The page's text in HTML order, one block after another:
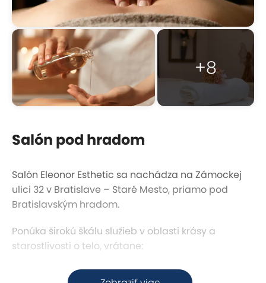
+8
Salón pod hradom
Salón Eleonor Esthetic sa nachádza na Zámockej
ulici 32 v Bratislave – Staré Mesto, priamo pod
Bratislavským hradom.
Ponúka širokú škálu služieb v oblasti krásy a
starostlivosti o telo, vrátane:
Manikúry a pedikúry